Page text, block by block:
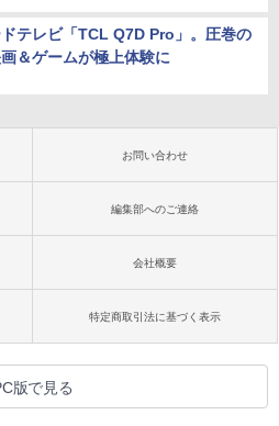
テレビ「TCL Q7D Pro」。圧巻の
＆ゲームが極上体験に
お問い合わせ
編集部へのご連絡
会社概要
特定商取引法に基づく表示
版で見る